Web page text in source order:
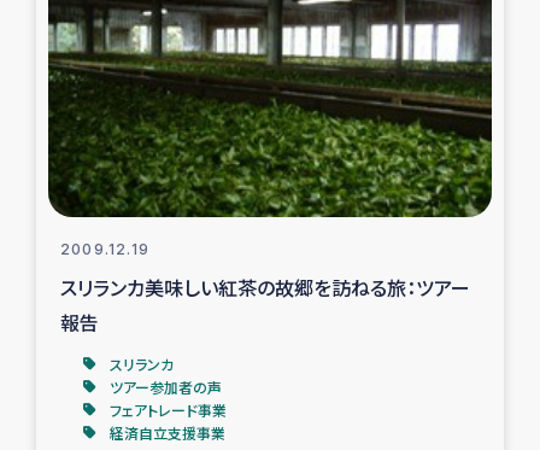
大雨による洪水被災者支援
カカオ生産者支援事業
シリア国内避難民・帰還民の生活再建支援
トルコにおけるシリア難民支援事業
インドネシア中部 スラウェシの地震・津波被災者支援
スリランカ ジャフナ県干物事業
2009.12.19
スリランカ美味しい紅茶の故郷を訪ねる旅：ツアー
報告
スリランカ
ツアー参加者の声
フェアトレード事業
経済自立支援事業